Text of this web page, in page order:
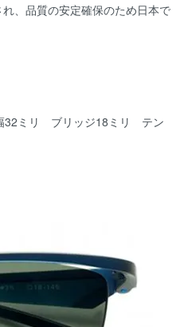
、品質の安定確保のため日本で
32ミリ ブリッジ18ミリ テン